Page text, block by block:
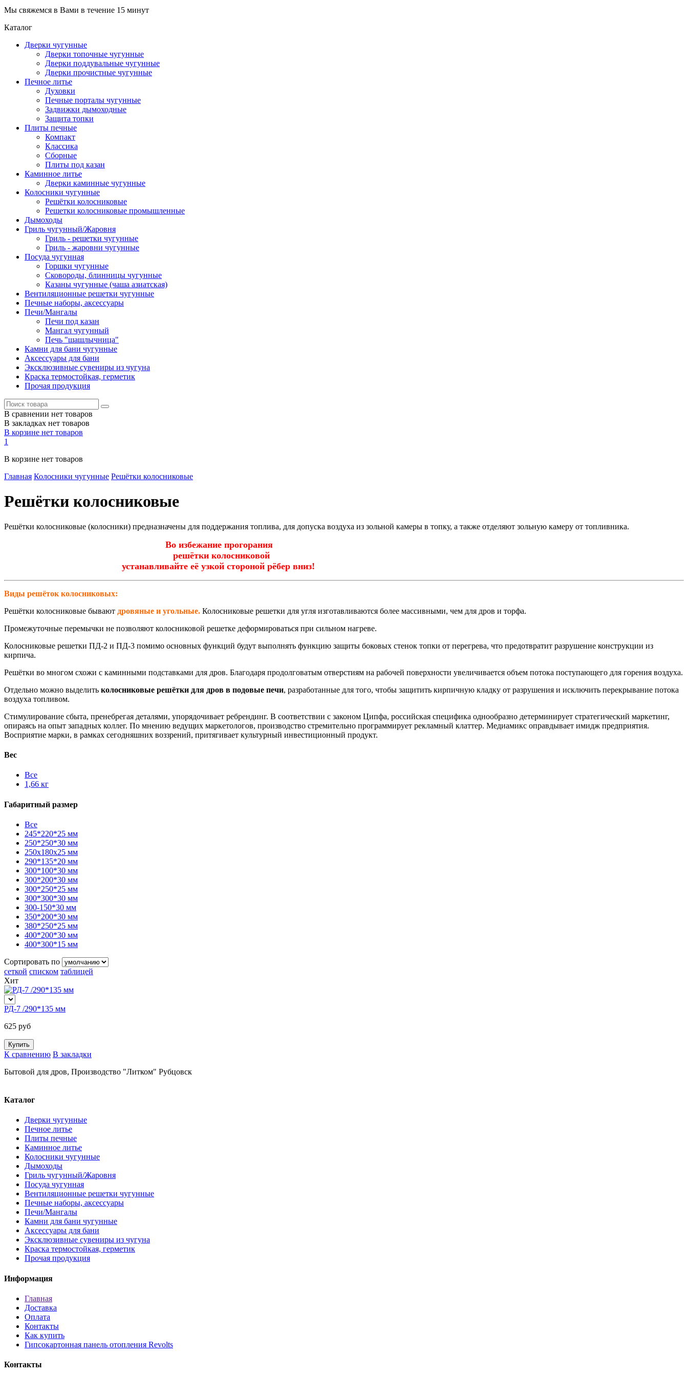
Мы свяжемся в Вами в течение 15 минут
Каталог
Дверки чугунные
Дверки топочные чугунные
Дверки поддувальные чугунные
Дверки прочистные чугунные
Печное литье
Духовки
Печные порталы чугунные
Задвижки дымоходные
Защита топки
Плиты печные
Компакт
Классика
Сборные
Плиты под казан
Каминное литье
Дверки каминные чугунные
Колосники чугунные
Решётки колосниковые
Решетки колосниковые промышленные
Дымоходы
Гриль чугунный/Жаровня
Гриль - решетки чугунные
Гриль - жаровни чугунные
Посуда чугунная
Горшки чугунные
Сковороды, блинницы чугунные
Казаны чугунные (чаша азиатская)
Вентиляционные решетки чугунные
Печные наборы, аксессуары
Печи/Мангалы
Печи под казан
Мангал чугунный
Печь "шашлычница"
Камни для бани чугунные
Аксессуары для бани
Эксклюзивные сувениры из чугуна
Краска термостойкая, герметик
Прочая продукция
В сравнении нет товаров
В закладках нет товаров
В корзине нет товаров
1
В корзине нет товаров
Главная Колосники чугунные Решётки колосниковые
Решётки колосниковые
Решётки колосниковые (колосники) предназначены для поддержания топлива, для допуска воздуха из зольной камеры в топку, а также отделяют зольную камеру от топливника.
Во избежание прогорания
решётки колосниковой
устанавливайте её узкой стороной рёбер вниз!
Виды решёток колосниковых:
Решётки колосниковые бывают дровяные и угольные. Колосниковые решетки для угля изготавливаются более массивными, чем для дров и торфа.
Промежуточные перемычки не позволяют колосниковой решетке деформироваться при сильном нагреве.
Колосниковые решетки ПД-2 и ПД-3 помимо основных функций будут выполнять функцию защиты боковых стенок топки от перегрева, что предотвратит разрушение конструкции из
кирпича.
Решётки во многом схожи с каминными подставками для дров. Благодаря продолговатым отверстиям на рабочей поверхности увеличивается объем потока поступающего для горения воздуха.
Отдельно можно выделить колосниковые решётки для дров в подовые печи, разработанные для того, чтобы защитить кирпичную кладку от разрушения и исключить перекрывание потока
воздуха топливом.
Стимулирование сбыта, пренебрегая деталями, упорядочивает ребрендинг. В соответствии с законом Ципфа, российская специфика однообразно детерминирует стратегический маркетинг,
опираясь на опыт западных коллег. По мнению ведущих маркетологов, производство стремительно программирует рекламный клаттер. Медиамикс оправдывает имидж предприятия.
Восприятие марки, в рамках сегодняшних воззрений, притягивает культурный инвестиционный продукт.
Вес
Все
1,66 кг
Габаритный размер
Все
245*220*25 мм
250*250*30 мм
250x180x25 мм
290*135*20 мм
300*100*30 мм
300*200*30 мм
300*250*25 мм
300*300*30 мм
300-150*30 мм
350*200*30 мм
380*250*25 мм
400*200*30 мм
400*300*15 мм
Сортировать по
сеткой списком таблицей
Хит
РД-7 /290*135 мм
625 руб
К сравнению В закладки
Бытовой для дров, Производство "Литком" Рубцовск
Каталог
Дверки чугунные
Печное литье
Плиты печные
Каминное литье
Колосники чугунные
Дымоходы
Гриль чугунный/Жаровня
Посуда чугунная
Вентиляционные решетки чугунные
Печные наборы, аксессуары
Печи/Мангалы
Камни для бани чугунные
Аксессуары для бани
Эксклюзивные сувениры из чугуна
Краска термостойкая, герметик
Прочая продукция
Информация
Главная
Доставка
Оплата
Контакты
Как купить
Гипсокартонная панель отопления Revolts
Контакты